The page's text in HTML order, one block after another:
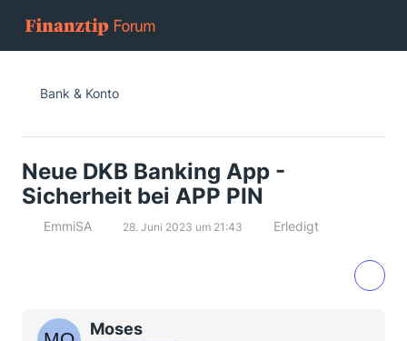
Bank & Konto
Neue DKB Banking App -
Sicherheit bei APP PIN
EmmiSA 28. Juni 2023 um 21:43 Erledigt
Moses